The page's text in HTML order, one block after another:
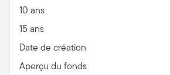
10 ans
15 ans
Date de création
Aperçu du fonds